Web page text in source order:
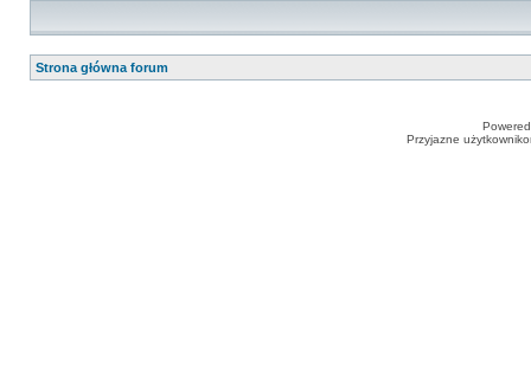
Strona główna forum
Przyjazne